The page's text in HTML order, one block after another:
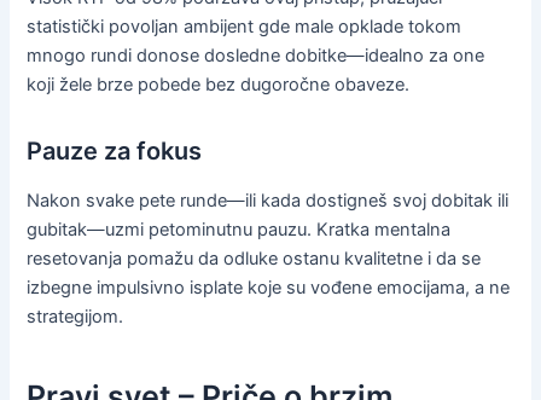
statistički povoljan ambijent gde male opklade tokom
mnogo rundi donose dosledne dobitke—idealno za one
koji žele brze pobede bez dugoročne obaveze.
Pauze za fokus
Nakon svake pete runde—ili kada dostigneš svoj dobitak ili
gubitak—uzmi petominutnu pauzu. Kratka mentalna
resetovanja pomažu da odluke ostanu kvalitetne i da se
izbegne impulsivno isplate koje su vođene emocijama, a ne
strategijom.